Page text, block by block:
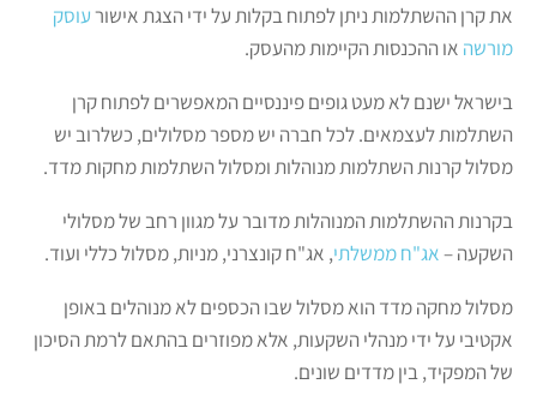
את קרן ההשתלמות ניתן לפתוח בקלות על ידי הצגת אישורעוסק
מורשה או ההכנסות הקיימות מהעסק.
בישראל ישנם לא מעט גופים פיננסיים המאפשרים לפתוח קרן
השתלמות לעצמאים. לכל חברה יש מספר מסלולים, כשלרוב יש
מסלול קרנות השתלמות מנוהלות ומסלול השתלמות מחקות מדד.
בקרנות ההשתלמות המנוהלות מדובר על מגוון רחב של מסלולי
השקעה –אג"ח ממשלתי, אג"ח קונצרני, מניות, מסלול כללי ועוד.
מסלול מחקה מדד הוא מסלול שבו הכספים לא מנוהלים באופן
אקטיבי על ידי מנהלי השקעות, אלא מפוזרים בהתאם לרמת הסיכון
של המפקיד, בין מדדים שונים.